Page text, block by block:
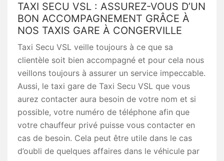
TAXI SECU VSL : ASSUREZ-VOUS D’UN
BON ACCOMPAGNEMENT GRÂCE À
NOS TAXIS GARE À CONGERVILLE
Taxi Secu VSL veille toujours à ce que sa
clientèle soit bien accompagné et pour cela nous
veillons toujours à assurer un service impeccable.
Aussi, le taxi gare de Taxi Secu VSL que vous
aurez contacter aura besoin de votre nom et si
possible, votre numéro de téléphone afin que
votre chauffeur privé puisse vous contacter en
cas de besoin. Cela peut être utile dans le cas
d’oubli de quelques affaires dans le véhicule par